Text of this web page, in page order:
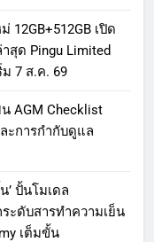
12GB+512GB เปิด
สุด Pingu Limited
7 ส.ค. 69
AGM Checklist
ะการกำกับดูแล
’ ปั้นโมเดล
ระดับสารทำความเย็น
เต็มขั้น